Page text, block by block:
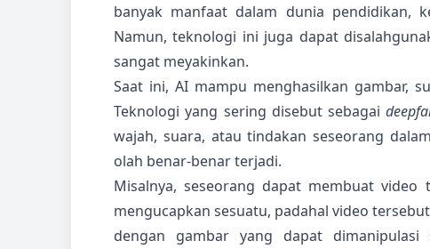
banyak manfaat dalam dunia pendidikan,
Namun, teknologi ini juga dapat
sangat meyakinkan.
Saat ini, AI mampu menghasilkan gambar,
Teknologi yang sering disebut sebagai
wajah, suara, atau tindakan seseorang
olah benar-benar terjadi.
Misalnya, seseorang dapat membuat
mengucapkan sesuatu, padahal video
dengan gambar yang dapat dimanipulasi